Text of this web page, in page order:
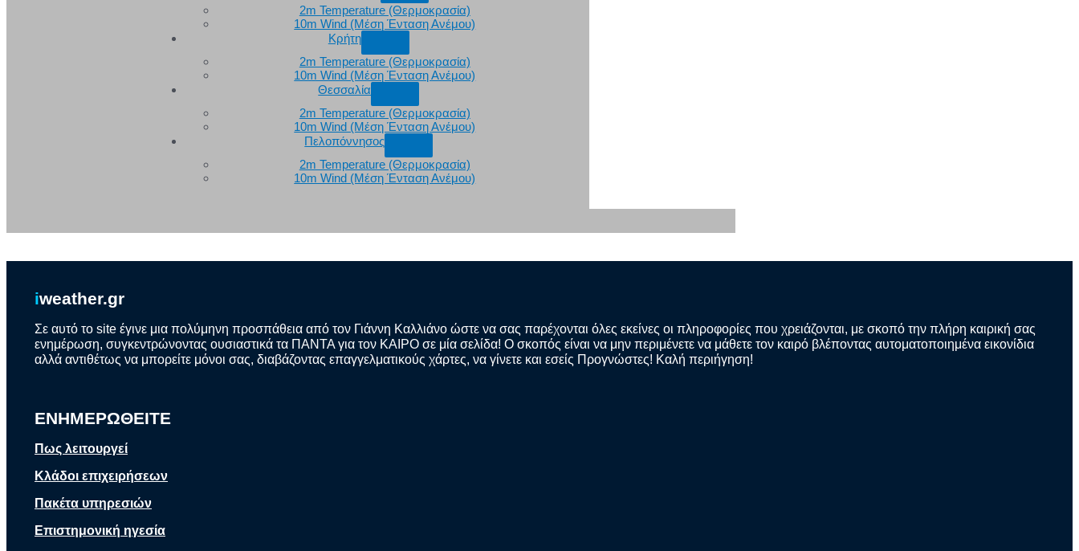
2m Temperature (Θερμοκρασία)
10m Wind (Μέση Ένταση Ανέμου)
Κρήτη
2m Temperature (Θερμοκρασία)
10m Wind (Μέση Ένταση Ανέμου)
Θεσσαλία
2m Temperature (Θερμοκρασία)
10m Wind (Μέση Ένταση Ανέμου)
Πελοπόννησος
2m Temperature (Θερμοκρασία)
10m Wind (Μέση Ένταση Ανέμου)
iweather.gr
Σε αυτό το site έγινε μια πολύμηνη προσπάθεια από τον Γιάννη Καλλιάνο ώστε να σας παρέχονται όλες εκείνες οι πληροφορίες που χρειάζονται, με σκοπό την πλήρη καιρική σας
ενημέρωση, συγκεντρώνοντας ουσιαστικά τα ΠΑΝΤΑ για τον ΚΑΙΡΟ σε μία σελίδα! Ο σκοπός είναι να μην περιμένετε να μάθετε τον καιρό βλέποντας αυτοματοποιημένα εικονίδια
αλλά αντιθέτως να μπορείτε μόνοι σας, διαβάζοντας επαγγελματικούς χάρτες, να γίνετε και εσείς Προγνώστες! Καλή περιήγηση!
ΕΝΗΜΕΡΩΘΕΙΤΕ
Πως λειτουργεί
Κλάδοι επιχειρήσεων
Πακέτα υπηρεσιών
Επιστημονική ηγεσία